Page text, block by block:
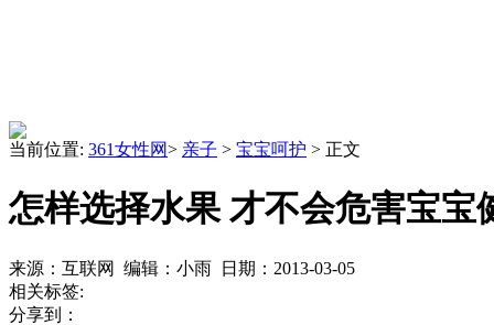
当前位置: 361女性网> 亲子 > 宝宝呵护 > 正文
怎样选择水果 才不会危害宝宝
来源：互联网 编辑：小雨 日期：2013-03-05
相关标签:
分享到：